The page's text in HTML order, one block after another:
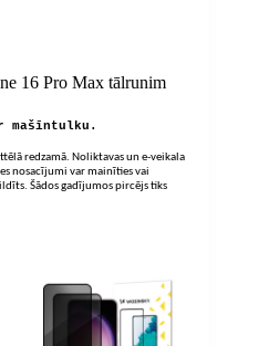
16 Pro Max tālrunim
mašīntulku.
redzamā. Noliktavas un e-veikala
nosacījumi var mainīties vai
Šādos gadījumos pircējs tiks